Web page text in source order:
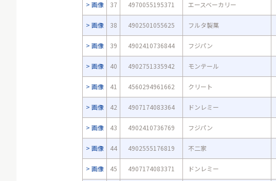
画像 37 4970055195371 エースベーカリー
画像 38 4902501055625 フルタ製菓
画像 39 4902410736844 フジパン
画像 40 4902751335942 モンテール
画像 41 4560294961662 クリート
画像 42 4907174083364 ドンレミー
画像 43 4902410736769 フジパン
画像 44 4902555176819 不二家
画像 45 4907174083371 ドンレミー